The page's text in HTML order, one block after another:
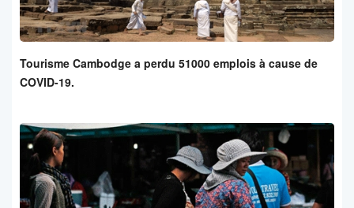
Tourisme Cambodge a perdu 51000 emplois à cause de
COVID-19.